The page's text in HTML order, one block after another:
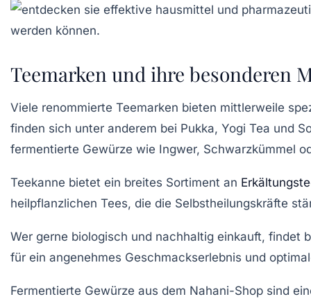
Teemarken und ihre besonderen
Viele renommierte Teemarken bieten mittlerweile
finden sich unter anderem bei Pukka, Yogi Tea und
fermentierte Gewürze wie Ingwer, Schwarzkümmel
Teekanne bietet ein breites Sortiment an
heilpflanzlichen Tees, die die Selbstheilungskräfte
Wer gerne biologisch und nachhaltig einkauft, findet
für ein angenehmes Geschmackserlebnis und
Fermentierte Gewürze aus dem Nahani-Shop sind